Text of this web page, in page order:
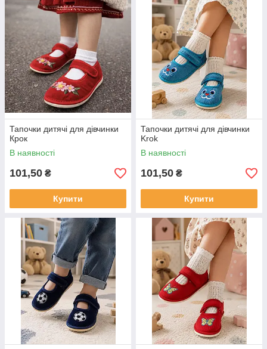
Тапочки дитячі для дівчинки
Крок
В наявності
101,50 ₴
Купити
Тапочки дитячі для дівчинки
Krok
В наявності
101,50 ₴
Купити